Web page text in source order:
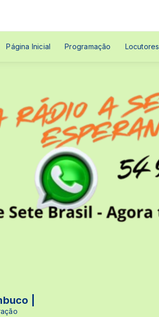
& Letícia Batista | Estúdio Pernambuco |
Página Inicial Programação Locutores
|